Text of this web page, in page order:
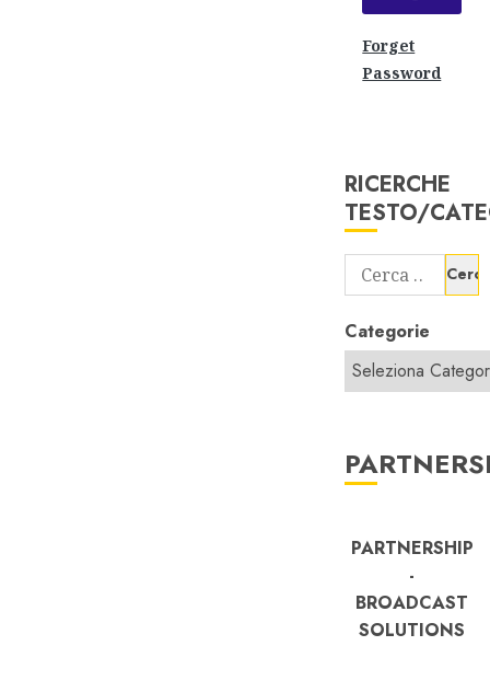
Forget
Password
RICERCHE
TESTO/
Ricerca
per:
Categorie
PARTNERSHIP
-
BROADCAST
SOLUTIONS